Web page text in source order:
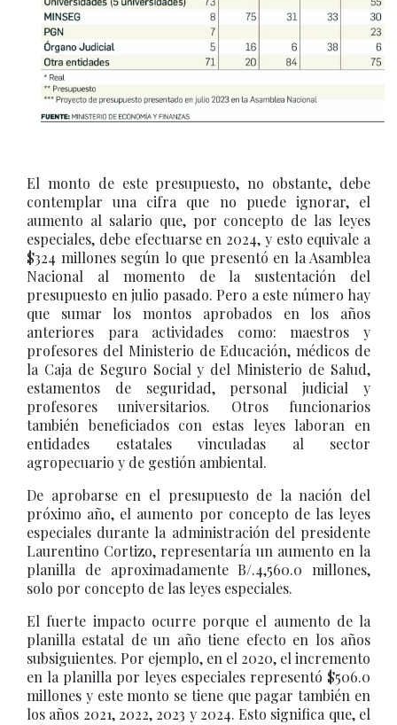
El monto de este presupuesto, no obstante, debe
contemplar una cifra que no puede ignorar, el
aumento al salario que, por concepto de las leyes
especiales, debe efectuarse en 2024, y esto equivale a
$324 millones según lo que presentó en la Asamblea
Nacional al momento de la sustentación del
presupuesto en julio pasado. Pero a este número hay
que sumar los montos aprobados en los años
anteriores para actividades como: maestros y
profesores del Ministerio de Educación, médicos de
la Caja de Seguro Social y del Ministerio de Salud,
estamentos de seguridad, personal judicial y
profesores universitarios. Otros funcionarios
también beneficiados con estas leyes laboran en
entidades estatales vinculadas al sector
agropecuario y de gestión ambiental.
De aprobarse en el presupuesto de la nación del
próximo año, el aumento por concepto de las leyes
especiales durante la administración del presidente
Laurentino Cortizo, representaría un aumento en la
planilla de aproximadamente B/.4,560.0 millones,
solo por concepto de las leyes especiales.
El fuerte impacto ocurre porque el aumento de la
planilla estatal de un año tiene efecto en los años
subsiguientes. Por ejemplo, en el 2020, el incremento
en la planilla por leyes especiales representó $506.0
millones y este monto se tiene que pagar también en
los años 2021, 2022, 2023 y 2024. Esto significa que, el